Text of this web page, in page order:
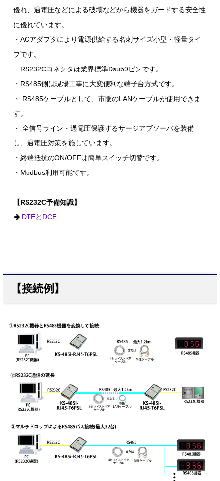
優れ、過電圧などによる破壊などから機器をガードする安全性
に優れています。
・ACアダプタにより電源供給する名刺サイズ小型・軽量タイ
プです。
・RS232Cコネクタは業界標準Dsub9ピンです。
・RS485側は現場工事に大変便利な端子台方式です。
・ RS485ケーブルとして、市販のLANケーブルが使用できま
す。
・ 全信号ライン・過電圧保護するサージアブソーバを装備
し、過電圧対策を施しています。
・終端抵抗のON/OFFは簡単スイッチ切替です。
・Modbus利用可能です。
【RS232C予備知識】
DTEとDCE
【接続例】